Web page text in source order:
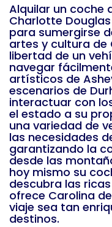
Alquilar un coche
Charlotte
para sumergirse
artes y cultura de
libertad de un
navegar
artísticos de
escenarios de
interactuar con
el estado a su
una variedad de
las necesidades
garantizando la
desde las
hoy mismo su
descubra las
ofrece Carolina
viaje sea tan
destinos.